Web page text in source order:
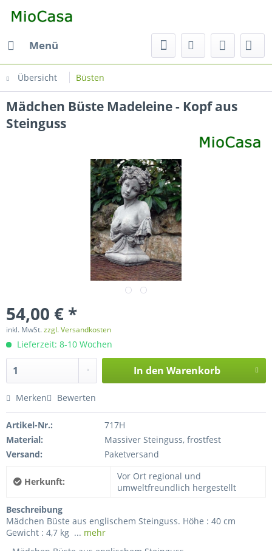
Menü
Übersicht Büsten
Mädchen Büste Madeleine - Kopf aus
Steinguss
54,00 € *
inkl. MwSt.zzgl. Versandkosten
Lieferzeit: 8-10 Wochen
In den Warenkorb
Merken Bewerten
Artikel-Nr.:
717H
Material:
Massiver Steinguss, frostfest
Versand:
Paketversand
Herkunft:
Vor Ort regional und
umweltfreundlich hergestellt
Beschreibung
Mädchen Büste aus englischem Steinguss. Höhe : 40 cm
Gewicht : 4,7 kg ... mehr